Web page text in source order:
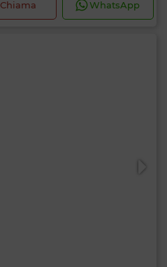
Chiama WhatsApp